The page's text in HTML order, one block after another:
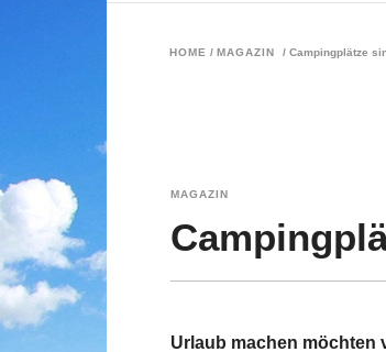
HOME / MAGAZIN / Campingplätze
MAGAZIN
Urlaub machen möchten